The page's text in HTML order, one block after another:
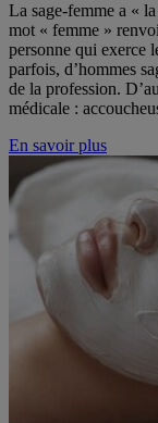
La sage-femme a «
mot « femme »
personne qui exerce
parfois, d’hommes
de la profession.
médicale :
En savoir plus